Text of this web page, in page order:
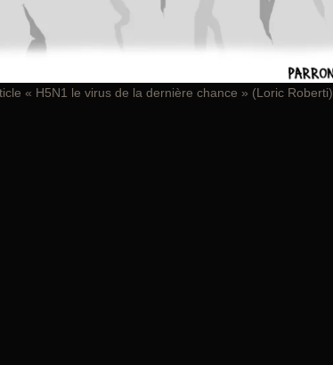
« H5N1 le virus de la dernière chance » (Loric Roberti)